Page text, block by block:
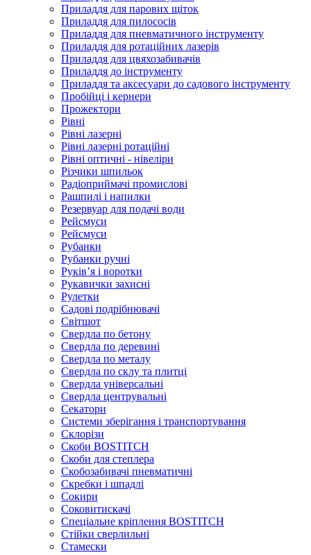
Приладдя для парових щіток
Приладдя для пилососів
Приладдя для пневматичного інструменту
Приладдя для ротаційних лазерів
Приладдя для цвяхозабивачів
Приладдя до інструменту
Приладдя та аксесуари до садового інструменту
Пробійці і кернери
Прожектори
Рівні
Рівні лазерні
Рівні лазерні ротаційні
Рівні оптичні - нівеліри
Різчики шпильок
Радіоприймачі промислові
Рашпилі і напилки
Резервуар для подачі води
Рейсмуси
Рейсмуси
Рубанки
Рубанки ручні
Руківʼя і воротки
Рукавички захисні
Рулетки
Садові подрібнювачі
Світшот
Свердла по бетону
Свердла по деревині
Свердла по металу
Свердла по склу та плитці
Свердла універсальні
Свердла центрувальні
Секатори
Системи зберігання і транспортування
Склорізи
Скоби BOSTITCH
Скоби для степлера
Скобозабивачі пневматичні
Скребки і шпадлі
Сокири
Соковитискачі
Спеціальне кріплення BOSTITCH
Стійки сверлильні
Стамески